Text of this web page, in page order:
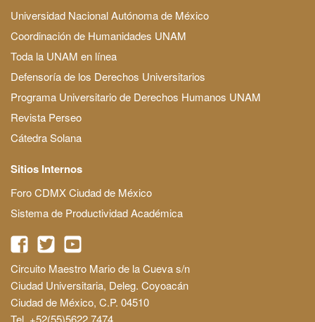
Universidad Nacional Autónoma de México
Coordinación de Humanidades UNAM
Toda la UNAM en línea
Defensoría de los Derechos Universitarios
Programa Universitario de Derechos Humanos UNAM
Revista Perseo
Cátedra Solana
Sitios Internos
Foro CDMX Ciudad de México
Sistema de Productividad Académica
Circuito Maestro Mario de la Cueva s/n
Ciudad Universitaria, Deleg. Coyoacán
Ciudad de México, C.P. 04510
Tel. +52(55)5622 7474